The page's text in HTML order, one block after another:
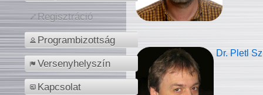
Regisztráció
Programbizottság
Versenyhelyszín
Kapcsolat
Dr. Pletl